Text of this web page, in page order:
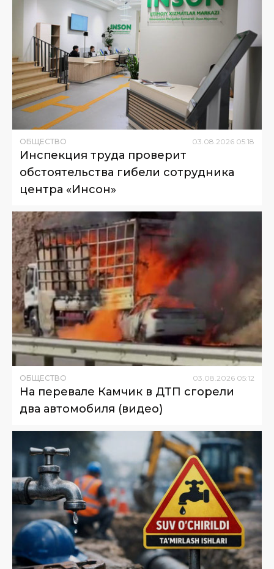
ОБЩЕСТВО 03.08.2026 05:18
Инспекция труда проверит
обстоятельства гибели сотрудника
центра «Инсон»
ОБЩЕСТВО 03.08.2026 05:12
На перевале Камчик в ДТП сгорели
два автомобиля (видео)